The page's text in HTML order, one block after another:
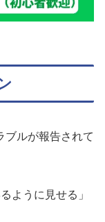
ブルが報告されて
ように見せる」